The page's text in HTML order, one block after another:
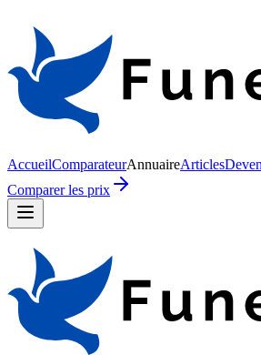
AccueilComparateurAnnuaireArticles
Comparer les prix